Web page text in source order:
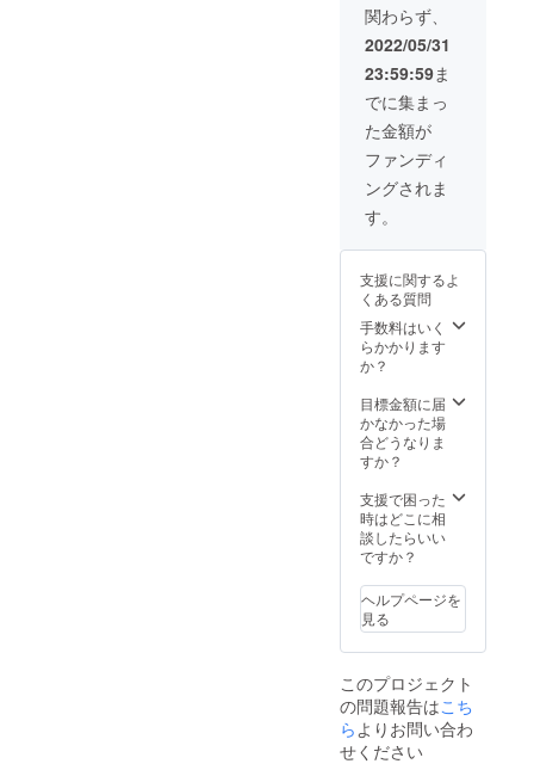
関わらず、
2022/05/31
23:59:59ま
でに集まっ
た金額が
ファンディ
ングされま
す。
支援に関するよ
くある質問
手数料はいく
らかかります
か？
目標金額に届
かなかった場
合どうなりま
すか？
支援で困った
時はどこに相
談したらいい
ですか？
ヘルプページを
見る
このプロジェクト
の問題報告はこち
ら よりお問い合わ
せください